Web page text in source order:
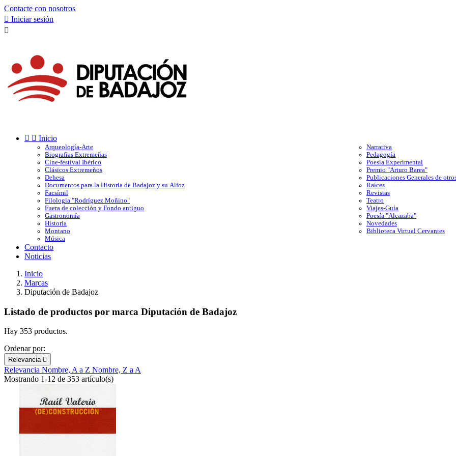
Contacte con nosotros
 Iniciar sesión

  Inicio
Arqueología-Arte
Biografías Extremeñas
Cine-festival Ibérico
Clásicos Extremeños
Dehesa
Documentos para la Historia de Badajoz y su Alfoz
Facsímil
Filologia "Rodríguez Moñino"
Fuera de colección y Fondo antiguo
Gastronomía
Historia
Montano
Música
Narrativa
Pedagogía
Poesía Experimental
Premio "Arturo Barea"
Publicaciones Generales de
Raíces
Revistas
Teatro
Viajes-Guía
Poesía "Alcazaba"
Novedades
Biblioteca Virtual Cervantes
Contacto
Noticias
Inicio
Marcas
Diputación de Badajoz
Listado de productos por marca Diputación de Badajoz
Hay 353 productos.
Ordenar por:
Relevancia 
Relevancia Nombre, A a Z Nombre, Z a A
Mostrando 1-12 de 353 artículo(s)